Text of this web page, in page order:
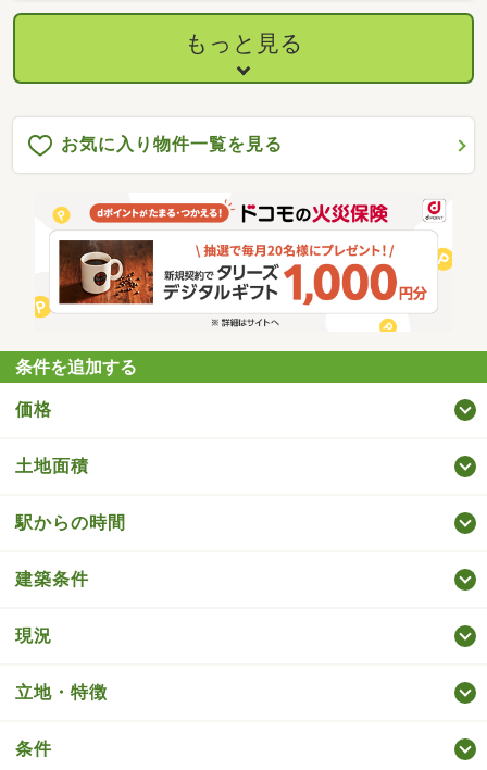
もっと見る
お気に入り物件一覧を見る
条件を追加する
価格
土地面積
駅からの時間
建築条件
現況
立地・特徴
条件